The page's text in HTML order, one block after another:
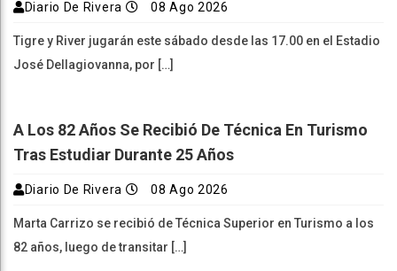
Diario De Rivera 08 Ago 2026
Tigre y River jugarán este sábado desde las 17.00 en el Estadio
José Dellagiovanna, por […]
A Los 82 Años Se Recibió De Técnica En Turismo
Tras Estudiar Durante 25 Años
Diario De Rivera 08 Ago 2026
Marta Carrizo se recibió de Técnica Superior en Turismo a los
82 años, luego de transitar […]